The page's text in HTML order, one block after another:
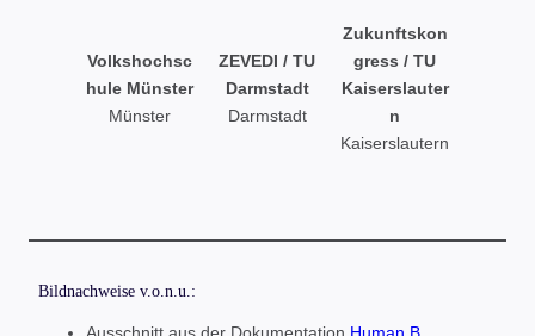
Volkshochsc
hule Münster
Münster
ZEVEDI / TU
Darmstadt
Darmstadt
Zukunftskon
gress / TU
Kaiserslauter
n
Kaiserslautern
Bildnachweise v.o.n.u.: